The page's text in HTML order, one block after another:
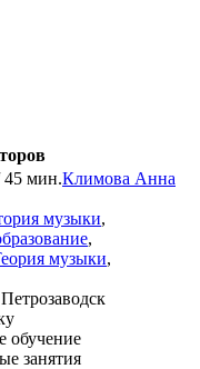
45 мин.Климова Анна
музыки,
,
музыки,
обучение
занятия